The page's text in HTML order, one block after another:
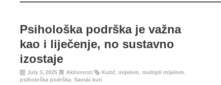
Psihološka podrška je važna
kao i liječenje, no sustavno
izostaje
July 3, 2025 Aktivnosti Kutić mijelom multipli mijelom
psihološka podrška Savski kuti